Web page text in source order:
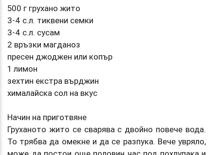
500 г грухано жито
3-4 с.л. тиквени семки
3-4 с.л. сусам
2 връзки магданоз
пресен джоджен или копър
1 лимон
зехтин екстра върджин
хималайска сол на вкус
Начин на приготвяне
Груханото жито се сварява с двойно повече вода.
То трябва да омекне и да се разпука. Вече увряло,